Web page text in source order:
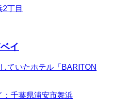
丁目
イ
ていたホテル「BARITON
：千葉県浦安市舞浜